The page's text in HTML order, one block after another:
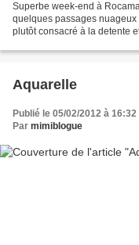
Superbe week-end à
quelques passages
plutôt consacré à la detente
Aquarelle
Publié le 05/02/2012 à 16:32
Par mimiblogue